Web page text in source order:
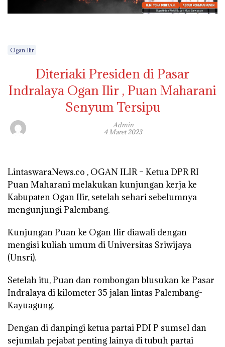
Ogan Ilir
Diteriaki Presiden di Pasar
Indralaya Ogan Ilir , Puan Maharani
Senyum Tersipu
Admin
4 Maret 2023
LintaswaraNews.co , OGAN ILIR – Ketua DPR RI
Puan Maharani melakukan kunjungan kerja ke
Kabupaten Ogan Ilir, setelah sehari sebelumnya
mengunjungi Palembang.
Kunjungan Puan ke Ogan Ilir diawali dengan
mengisi kuliah umum di Universitas Sriwijaya
(Unsri).
Setelah itu, Puan dan rombongan blusukan ke Pasar
Indralaya di kilometer 35 jalan lintas Palembang-
Kayuagung.
Dengan di danpingi ketua partai PDI P sumsel dan
sejumlah pejabat penting lainya di tubuh partai